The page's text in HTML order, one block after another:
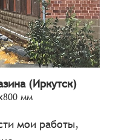
(Иркутск)
мм
мои работы,